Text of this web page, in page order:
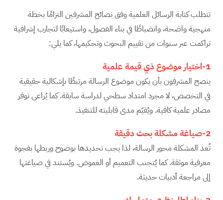
تتطلب كتابة الرسائل العلمية وفق نصائح المشرفين التزامًا بخطة
منهجية واضحة، وانضباطًا في بناء الفصول، واستيعابًا لتجارب إشرافية
تراكمت عبر سنوات من تقييم البحوث وتحكيمها، كما يلي:
1-اختيار موضوع ذي قيمة علمية
ينصح المشرفون بأن يكون موضوع الرسالة مرتبطًا بإشكالية حقيقية
في التخصص، لا مجرد امتداد سطحي لدراسة سابقة. كما يُراعى توفر
مصادر علمية كافية. ويُقيّم مدى قابليته للتنفيذ.
2-صياغة مشكلة بحث دقيقة
تُعد المشكلة محور الرسالة، لذا يجب تحديدها بوضوح وربطها بفجوة
معرفية موثقة. كما يُتجنب التعميم أو الغموض. ويُستند في صياغتها
إلى مراجعة أدبيات حديثة.